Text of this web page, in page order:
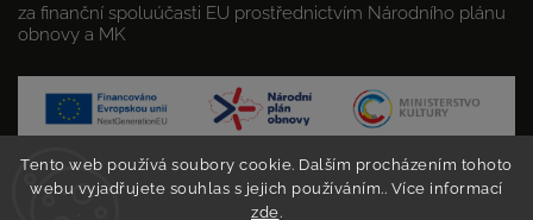
Tento web používá soubory cookie. Dalším procházením tohoto
webu vyjadřujete souhlas s jejich používáním.. Více informací
zde.
za finanční spoluúčasti EU prostřednictvím Národního plánu
obnovy a MK